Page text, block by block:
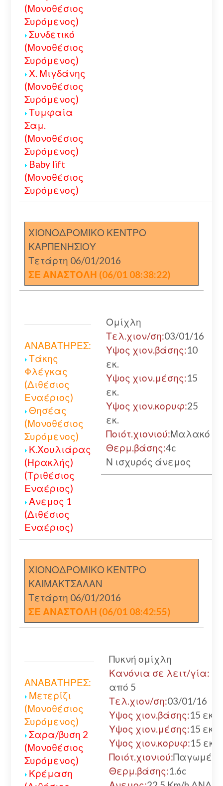
(Μονοθέσιος
Συρόμενος)
Συνδετικό
(Μονοθέσιος
Συρόμενος)
Χ. Μιγδάνης
(Μονοθέσιος
Συρόμενος)
Τυμφαία
Σαμ.
(Μονοθέσιος
Συρόμενος)
Baby lift
(Μονοθέσιος
Συρόμενος)
ΧΙΟΝΟΔΡΟΜΙΚΟ ΚΕΝΤΡΟ
ΚΑΡΠΕΝΗΣΙΟΥ
Τετάρτη 06/01/2016
ΣΕ ΑΝΑΣΤΟΛΗ (06/01 08:38:22)
ΑΝΑΒΑΤΗΡΕΣ:
Τάκης
Φλέγκας
(Διθέσιος
Εναέριος)
Θησέας
(Μονοθέσιος
Συρόμενος)
Κ.Χουλιάρας
(Ηρακλής)
(Τριθέσιος
Εναέριος)
Ανεμος 1
(Διθέσιος
Εναέριος)
Ομίχλη
Τελ.χιον/ση:03/01/16
Υψος χιον.βάσης:10
εκ.
Υψος χιον.μέσης:15
εκ.
Υψος χιον.κορυφ:25
εκ.
Ποιότ.χιονιού:Μαλακό
Θερμ.βάσης:4c
Ν ισχυρός άνεμος
ΧΙΟΝΟΔΡΟΜΙΚΟ ΚΕΝΤΡΟ
ΚΑΙΜΑΚΤΣΑΛΑΝ
Τετάρτη 06/01/2016
ΣΕ ΑΝΑΣΤΟΛΗ (06/01 08:42:55)
ΑΝΑΒΑΤΗΡΕΣ:
Μετερίζι
(Μονοθέσιος
Συρόμενος)
Σαρα/βυση 2
(Μονοθέσιος
Συρόμενος)
Κρέμαση
Πυκνή ομίχλη
Κανόνια σε λειτ/γία:
από 5
Τελ.χιον/ση:03/01/16
Υψος χιον.βάσης:15 εκ.
Υψος χιον.μέσης:15 εκ.
Υψος χιον.κορυφ:15 εκ.
Ποιότ.χιονιού:Παγωμένο
Θερμ.βάσης:1.6c